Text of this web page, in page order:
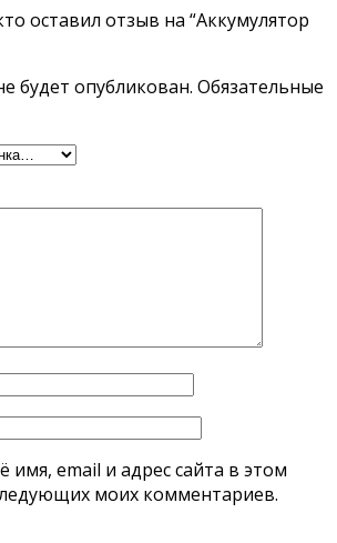
оставил отзыв на “Аккумулятор
будет опубликован. Обязательные
имя, email и адрес сайта в этом
моих комментариев.